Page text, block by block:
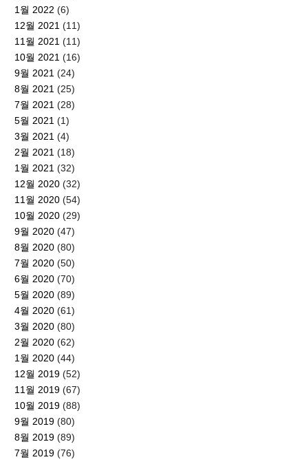
1월 2022 (6)
12월 2021 (11)
11월 2021 (11)
10월 2021 (16)
9월 2021 (24)
8월 2021 (25)
7월 2021 (28)
5월 2021 (1)
3월 2021 (4)
2월 2021 (18)
1월 2021 (32)
12월 2020 (32)
11월 2020 (54)
10월 2020 (29)
9월 2020 (47)
8월 2020 (80)
7월 2020 (50)
6월 2020 (70)
5월 2020 (89)
4월 2020 (61)
3월 2020 (80)
2월 2020 (62)
1월 2020 (44)
12월 2019 (52)
11월 2019 (67)
10월 2019 (88)
9월 2019 (80)
8월 2019 (89)
7월 2019 (76)